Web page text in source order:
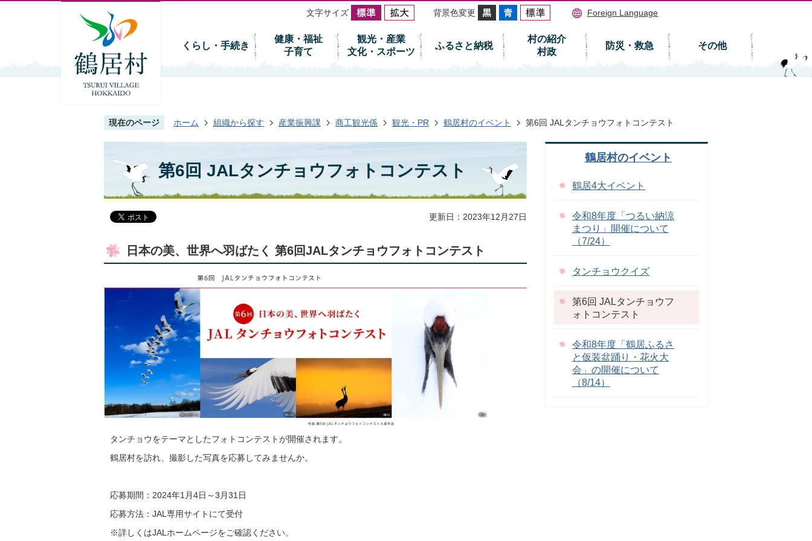
文字サイズ 背景色変更 Foreign Language
くらし・手続き
健康・福祉
子育て
観光・産業
文化・スポーツ
ふるさと納税
村の紹介
村政
防災・救急 その他
現在のページ ホーム 組織から探す 産業振興課 商工観光係 観光・PR 鶴居村のイベント 第6回 JALタンチョウフォトコンテスト
第6回 JALタンチョウフォトコンテスト
更新日：2023年12月27日
日本の美、世界へ羽ばたく 第6回JALタンチョウフォトコンテスト
タンチョウをテーマとしたフォトコンテストが開催されます。
鶴居村を訪れ、撮影した写真を応募してみませんか。
応募期間：2024年1月4日～3月31日
応募方法：JAL専用サイトにて受付
※詳しくはJALホームページをご確認ください。
鶴居村のイベント
鶴居4大イベント
令和8年度「つるい納涼
まつり」開催について
（7/24）
タンチョウクイズ
第6回 JALタンチョウフ
ォトコンテスト
令和8年度「鶴居ふるさ
と仮装盆踊り・花火大
会」の開催について
（8/14）